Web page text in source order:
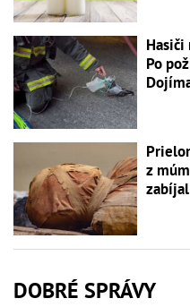
Hasiči
Po
z
DOBRÉ SPRÁVY